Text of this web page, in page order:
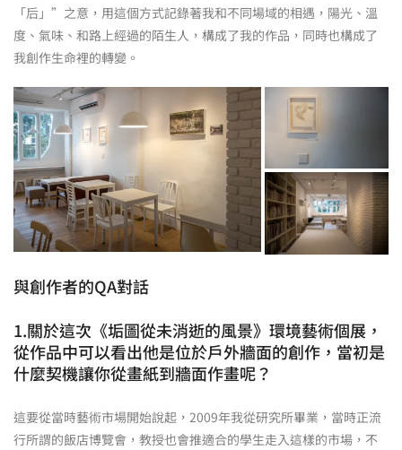
「后」”之意，用這個方式記錄著我和不同場域的相遇，陽光、溫
度、氣味、和路上經過的陌生人，構成了我的作品，同時也構成了
我創作生命裡的轉變。
與創作者的QA對話
1.關於這次《垢圖從未消逝的風景》環境藝術個展，
從作品中可以看出他是位於戶外牆面的創作，當初是
什麼契機讓你從畫紙到牆面作畫呢？
這要從當時藝術市場開始說起，2009年我從研究所畢業，當時正流
行所謂的飯店博覽會，教授也會推適合的學生走入這樣的市場，不